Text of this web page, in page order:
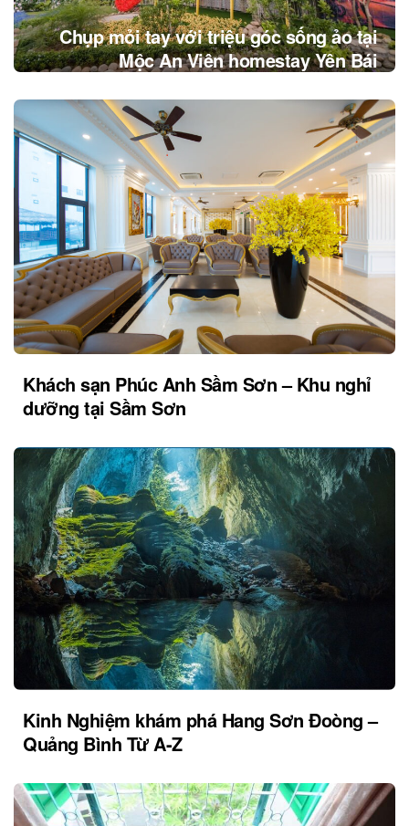
Chụp mỏi tay với triệu góc sống ảo tại
Mộc An Viên homestay Yên Bái
Khách sạn Phúc Anh Sầm Sơn – Khu nghỉ
dưỡng tại Sầm Sơn
Kinh Nghiệm khám phá Hang Sơn Đoòng –
Quảng Bình Từ A-Z